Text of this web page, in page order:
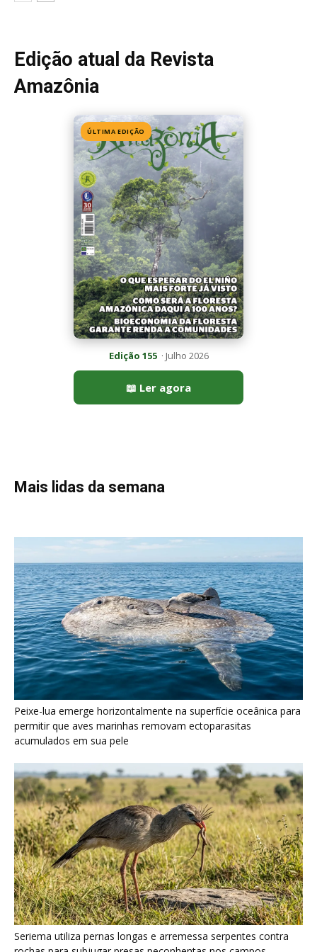
Edição 155· Julho 2026
📖 Ler agora
Mais lidas da semana
Peixe-lua emerge horizontalmente na superfície oceânica para
permitir que aves marinhas removam ectoparasitas
Seriema utiliza pernas longas e arremessa serpentes contra
rochas para subjugar presas peçonhentas nos campos
Poraquê sincroniza descargas elétricas em grupo para
amplificar campo elétrico e atordoar cardumes de peixes
maiores na Amazônia